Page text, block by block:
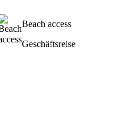
Beach access
Geschäftsreise